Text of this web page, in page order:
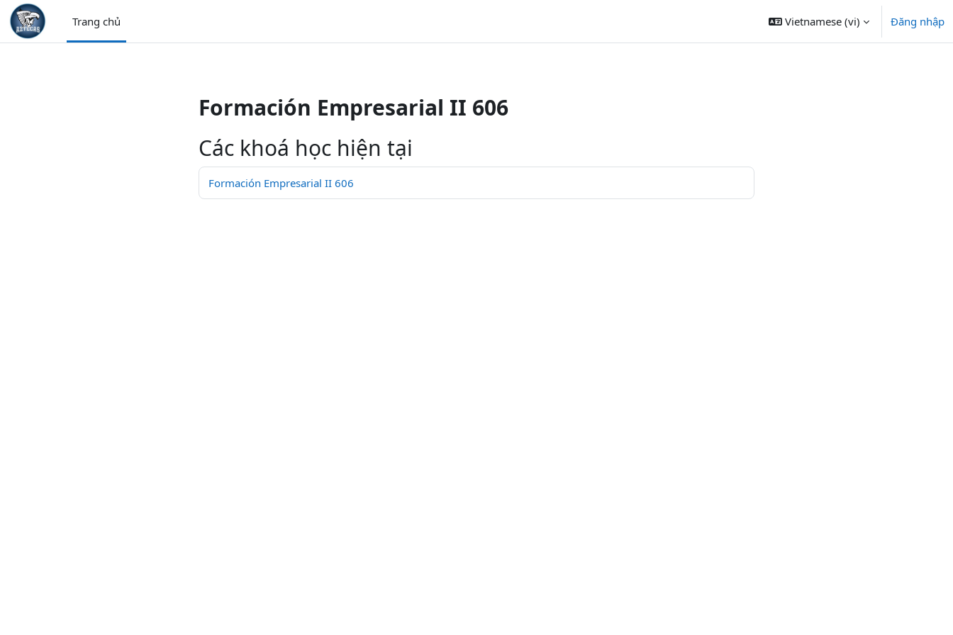
Chuyển tới nội dung chính
Trang chủ Vietnamese ‎(vi)‎ Đăng nhập
Formación Empresarial II 606
Các khoá học hiện tại
Formación Empresarial II 606